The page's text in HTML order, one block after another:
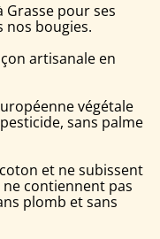
pour ses
nos bougies.
artisanale en
végétale
sans palme
et ne subissent
contiennent pas
plomb et sans